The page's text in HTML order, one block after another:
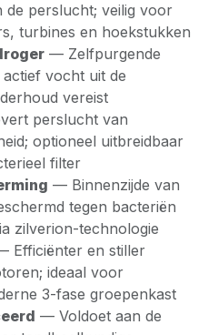
de perslucht; veilig voor
turbines en hoekstukken
— Zelfpurgende
vocht uit de
vereist
perslucht van
optioneel uitbreidbaar
filter
— Binnenzijde van
tegen bacteriën
zilverion-technologie
Efficiënter en stiller
ideaal voor
3-fase groepenkast
— Voldoet aan de